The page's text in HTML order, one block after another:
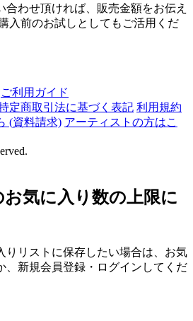
合わせ頂ければ、販売金額をお伝え
入前のお試しとしてもご活用くだ
ご利用ガイド
定商取引法に基づく表記 利用規約
(資料請求) アーティストの方はこ
気に入り数の上限に
りリストに保存したい場合は、お気
、新規会員登録・ログインしてくだ